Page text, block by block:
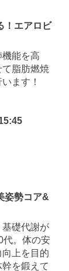
！エアロビ
能を高
脂肪燃焼
ます！
姿勢コア&
礎代謝が
代。体の安
上を目的
を鍛えて